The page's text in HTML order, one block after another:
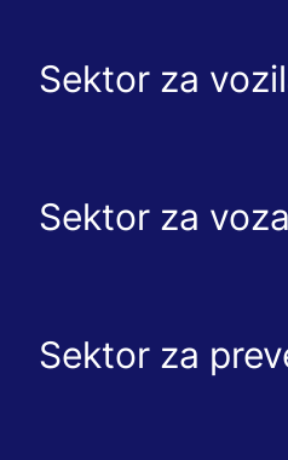
Sektor za
Sektor za
Sektor za